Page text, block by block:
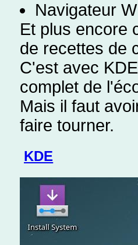
Navigateur
Et plus encore
de recettes de
C'est avec
complet de
Mais il faut
faire tourner.
KDE